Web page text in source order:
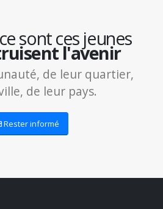
sont ces jeunes
l'avenir
de leur quartier,
de leur pays.
Rester informé